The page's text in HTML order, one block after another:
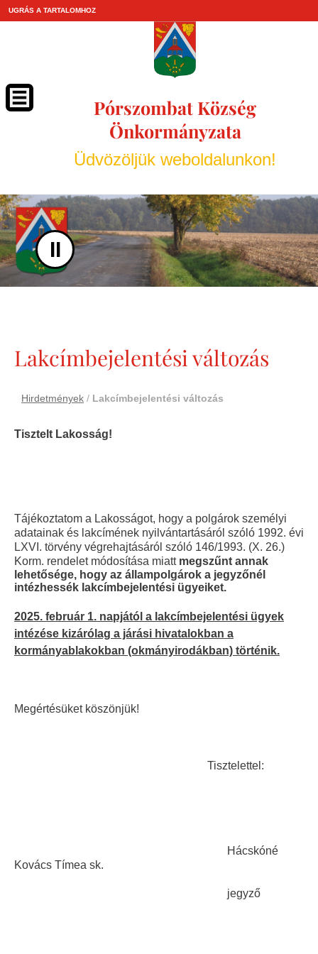
UGRÁS A TARTALOMHOZ
Pórszombat Község
Önkormányzata
Üdvözöljük weboldalunkon!
II
Lakcímbejelentési változás
Hirdetmények / Lakcímbejelentési változás
Tisztelt Lakosság!
Tájékoztatom a Lakosságot, hogy a polgárok személyi
adatainak és lakcímének nyilvántartásáról szóló 1992. évi
LXVI. törvény végrehajtásáról szóló 146/1993. (X. 26.)
Korm. rendelet módosítása miatt megszűnt annak
lehetősége, hogy az állampolgárok a jegyzőnél
intézhessék lakcímbejelentési ügyeiket.
2025. február 1. napjától a lakcímbejelentési ügyek
intézése kizárólag a járási hivatalokban a
kormányablakokban (okmányirodákban) történik.
Megértésüket köszönjük!
Tisztelettel:
Hácskóné
Kovács Tímea sk.
jegyző